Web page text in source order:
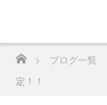
ブログ一覧
定！！